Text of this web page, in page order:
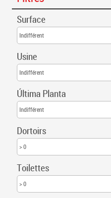
Surface
Indifférent
Usine
Indifférent
Última Planta
Indifférent
Dortoirs
> 0
Toilettes
> 0